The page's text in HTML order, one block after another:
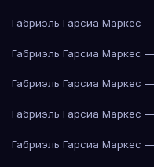
Габриэль Гарсиа Маркес
Габриэль Гарсиа Маркес
Габриэль Гарсиа Маркес
Габриэль Гарсиа Маркес
Габриэль Гарсиа Маркес